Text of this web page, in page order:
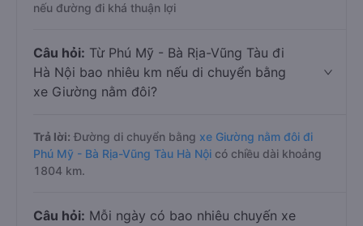
nếu đường đi khá thuận lợi
Câu hỏi: Từ Phú Mỹ - Bà Rịa-Vũng Tàu đi
Hà Nội bao nhiêu km nếu di chuyển bằng
xe Giường nằm đôi?
Trả lời: Đường di chuyển bằng xe Giường nằm đôi đi
Phú Mỹ - Bà Rịa-Vũng Tàu Hà Nội có chiều dài khoảng
1804 km.
Câu hỏi: Mỗi ngày có bao nhiêu chuyến xe